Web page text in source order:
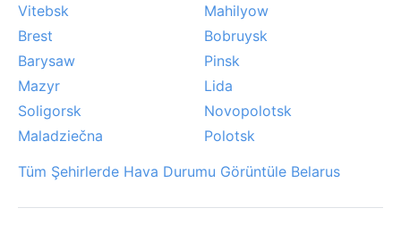
Vitebsk
Mahilyow
Brest
Bobruysk
Barysaw
Pinsk
Mazyr
Lida
Soligorsk
Novopolotsk
Maladziečna
Polotsk
Tüm Şehirlerde Hava Durumu Görüntüle Belarus